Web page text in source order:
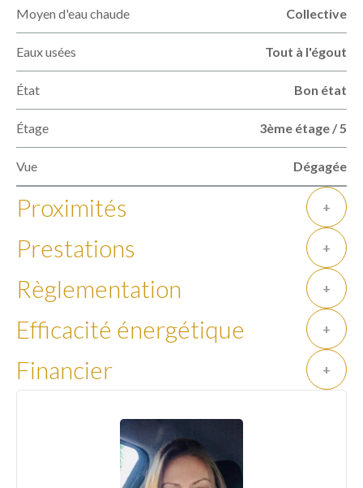
Moyen d'eau chaude Collective
Eaux usées Tout à l'égout
État Bon état
Étage 3ème étage / 5
Vue Dégagée
Proximités +
Prestations +
Règlementation +
Efficacité énergétique +
Financier +